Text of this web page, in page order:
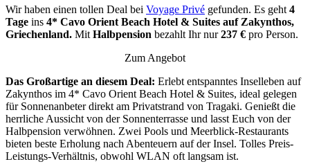
Wir haben einen tollen Deal bei Voyage Privé gefunden. Es geht 4
Tage ins 4* Cavo Orient Beach Hotel & Suites auf Zakynthos,
Griechenland. Mit Halbpension bezahlt Ihr nur237 € pro Person.
Zum Angebot
Das Großartige an diesem Deal: Erlebt entspanntes Inselleben auf
Zakynthos im 4* Cavo Orient Beach Hotel & Suites, ideal gelegen
für Sonnenanbeter direkt am Privatstrand von Tragaki. Genießt die
herrliche Aussicht von der Sonnenterrasse und lasst Euch von der
Halbpension verwöhnen. Zwei Pools und Meerblick-Restaurants
bieten beste Erholung nach Abenteuern auf der Insel. Tolles Preis-
Leistungs-Verhältnis, obwohl WLAN oft langsam ist.